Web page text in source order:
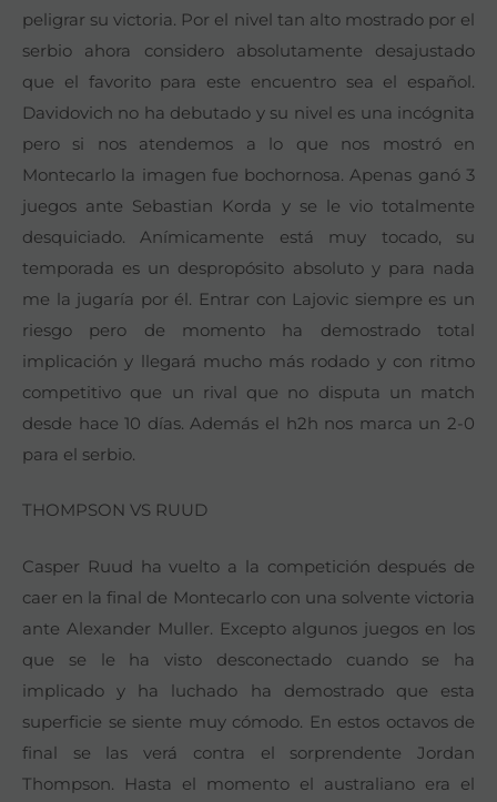
peligrar su victoria. Por el nivel tan alto mostrado por el
serbio ahora considero absolutamente desajustado
que el favorito para este encuentro sea el español.
Davidovich no ha debutado y su nivel es una incógnita
pero si nos atendemos a lo que nos mostró en
Montecarlo la imagen fue bochornosa. Apenas ganó 3
juegos ante Sebastian Korda y se le vio totalmente
desquiciado. Anímicamente está muy tocado, su
temporada es un despropósito absoluto y para nada
me la jugaría por él. Entrar con Lajovic siempre es un
riesgo pero de momento ha demostrado total
implicación y llegará mucho más rodado y con ritmo
competitivo que un rival que no disputa un match
desde hace 10 días. Además el h2h nos marca un 2-0
para el serbio.
THOMPSON VS RUUD
Casper Ruud ha vuelto a la competición después de
caer en la final de Montecarlo con una solvente victoria
ante Alexander Muller. Excepto algunos juegos en los
que se le ha visto desconectado cuando se ha
implicado y ha luchado ha demostrado que esta
superficie se siente muy cómodo. En estos octavos de
final se las verá contra el sorprendente Jordan
Thompson. Hasta el momento el australiano era el